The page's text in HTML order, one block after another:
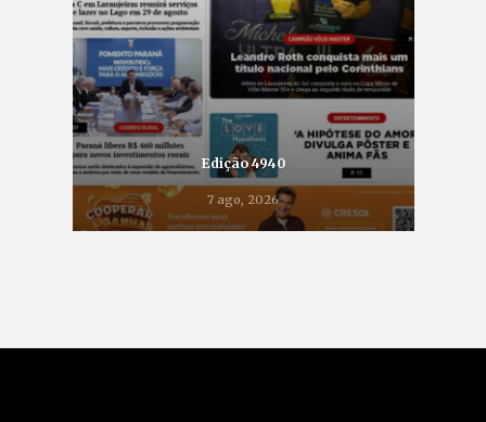
Edição 4940
7 ago, 2026